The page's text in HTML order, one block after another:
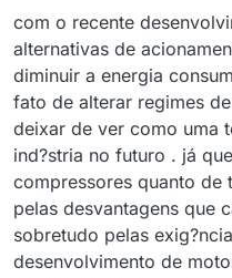
com o recente
alternativas de
diminuir a energia
fato de alterar regimes
deixar de ver como uma
ind?stria no futuro . já
compressores quanto de
pelas desvantagens que
sobretudo pelas
desenvolvimento de